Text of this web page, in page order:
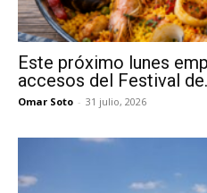
Este próximo lunes
accesos del Festival
Omar Soto - 31 julio, 2026